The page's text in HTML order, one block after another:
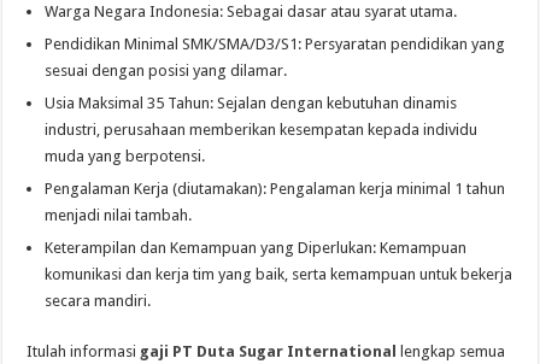
Warga Negara Indonesia: Sebagai dasar atau syarat utama.
Pendidikan Minimal SMK/SMA/D3/S1: Persyaratan pendidikan yang
sesuai dengan posisi yang dilamar.
Usia Maksimal 35 Tahun: Sejalan dengan kebutuhan dinamis
industri, perusahaan memberikan kesempatan kepada individu
muda yang berpotensi.
Pengalaman Kerja (diutamakan): Pengalaman kerja minimal 1 tahun
menjadi nilai tambah.
Keterampilan dan Kemampuan yang Diperlukan: Kemampuan
komunikasi dan kerja tim yang baik, serta kemampuan untuk bekerja
secara mandiri.
Itulah informasi gaji PT Duta Sugar International lengkap semua